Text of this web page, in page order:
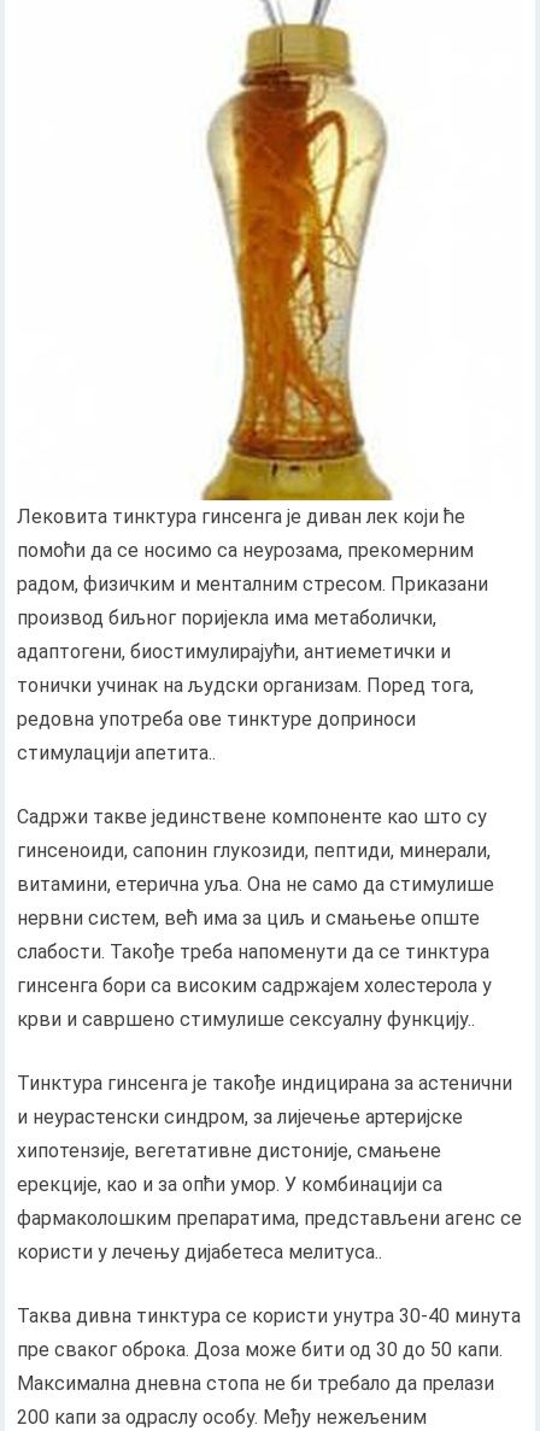
Лековита тинктура гинсенга је диван лек који ће
помоћи да се носимо са неурозама, прекомерним
радом, физичким и менталним стресом. Приказани
производ биљног поријекла има метаболички,
адаптогени, биостимулирајући, антиеметички и
тонички учинак на људски организам. Поред тога,
редовна употреба ове тинктуре доприноси
стимулацији апетита..
Садржи такве јединствене компоненте као што су
гинсеноиди, сапонин глукозиди, пептиди, минерали,
витамини, етерична уља. Она не само да стимулише
нервни систем, већ има за циљ и смањење опште
слабости. Такође треба напоменути да се тинктура
гинсенга бори са високим садржајем холестерола у
крви и савршено стимулише сексуалну функцију..
Тинктура гинсенга је такође индицирана за астенични
и неурастенски синдром, за лијечење артеријске
хипотензије, вегетативне дистоније, смањене
ерекције, као и за опћи умор. У комбинацији са
фармаколошким препаратима, представљени агенс се
користи у лечењу дијабетеса мелитуса..
Таква дивна тинктура се користи унутра 30-40 минута
пре сваког оброка. Доза може бити од 30 до 50 капи.
Максимална дневна стопа не би требало да прелази
200 капи за одраслу особу. Међу нежељеним